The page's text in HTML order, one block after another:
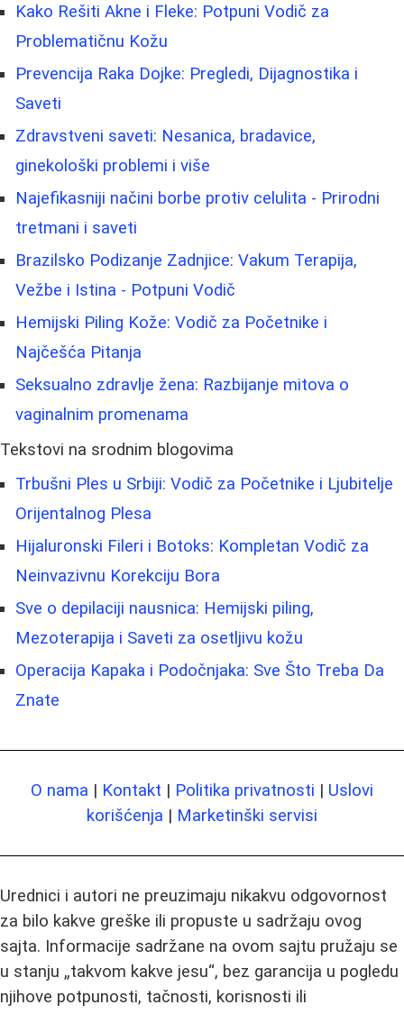
Kako Rešiti Akne i Fleke: Potpuni Vodič za
Problematičnu Kožu
Prevencija Raka Dojke: Pregledi, Dijagnostika i
Saveti
Zdravstveni saveti: Nesanica, bradavice,
ginekološki problemi i više
Najefikasniji načini borbe protiv celulita - Prirodni
tretmani i saveti
Brazilsko Podizanje Zadnjice: Vakum Terapija,
Vežbe i Istina - Potpuni Vodič
Hemijski Piling Kože: Vodič za Početnike i
Najčešća Pitanja
Seksualno zdravlje žena: Razbijanje mitova o
vaginalnim promenama
Tekstovi na srodnim blogovima
Trbušni Ples u Srbiji: Vodič za Početnike i Ljubitelje
Orijentalnog Plesa
Hijaluronski Fileri i Botoks: Kompletan Vodič za
Neinvazivnu Korekciju Bora
Sve o depilaciji nausnica: Hemijski piling,
Mezoterapija i Saveti za osetljivu kožu
Operacija Kapaka i Podočnjaka: Sve Što Treba Da
Znate
O nama | Kontakt | Politika privatnosti | Uslovi
korišćenja | Marketinški servisi
Urednici i autori ne preuzimaju nikakvu odgovornost
za bilo kakve greške ili propuste u sadržaju ovog
sajta. Informacije sadržane na ovom sajtu pružaju se
u stanju „takvom kakve jesu“, bez garancija u pogledu
njihove potpunosti, tačnosti, korisnosti ili